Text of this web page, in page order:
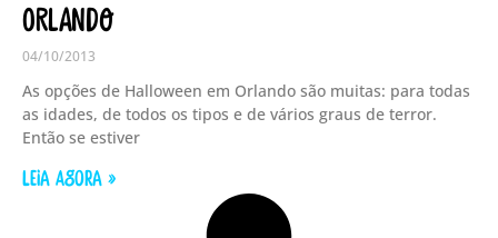
Orlando
04/10/2013
As opções de Halloween em Orlando são muitas: para todas
as idades, de todos os tipos e de vários graus de terror.
Então se estiver
LEIA AGORA »